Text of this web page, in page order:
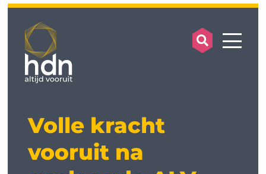
search
Volle kracht
vooruit na